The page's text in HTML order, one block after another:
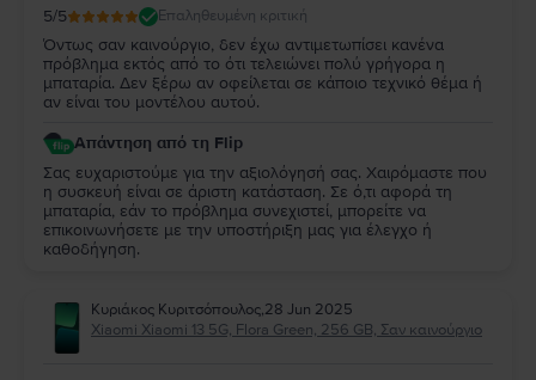
5/5 Επαληθευμένη κριτική
Όντως σαν καινούργιο, δεν έχω αντιμετωπίσει κανένα
πρόβλημα εκτός από το ότι τελειώνει πολύ γρήγορα η
μπαταρία. Δεν ξέρω αν οφείλεται σε κάποιο τεχνικό θέμα ή
αν είναι του μοντέλου αυτού.
Απάντηση από τη Flip
Σας ευχαριστούμε για την αξιολόγησή σας. Χαιρόμαστε που
η συσκευή είναι σε άριστη κατάσταση. Σε ό,τι αφορά τη
μπαταρία, εάν το πρόβλημα συνεχιστεί, μπορείτε να
επικοινωνήσετε με την υποστήριξη μας για έλεγχο ή
καθοδήγηση.
Κυριάκος Κυριτσόπουλος,28 Jun 2025
Xiaomi Xiaomi 13 5G, Flora Green, 256 GB, Σαν καινούργιο